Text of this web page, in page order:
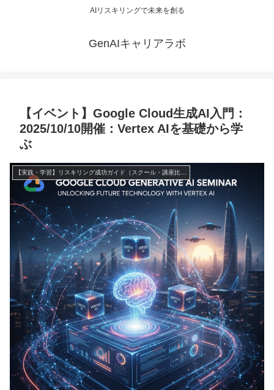
AIリスキリングで未来を創る
GenAIキャリアラボ
【イベント】Google Cloud生成AI入門：
2025/10/10開催：Vertex AIを基礎から学
ぶ
【実践・学習】リスキリング成功ガイド（スクール・講座比較）